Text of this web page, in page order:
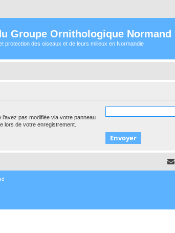
Groupe Ornithologique Normand
protection des oiseaux et de leurs milieux en Normandie
pas modifiée via votre panneau
lors de votre enregistrement.